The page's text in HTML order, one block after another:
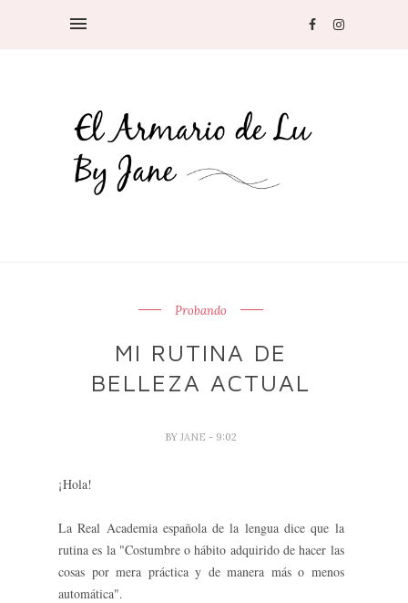
Probando
MI RUTINA DE
BELLEZA ACTUAL
BYJANE - 9:02
¡Hola!
La Real Academia española de la lengua dice que la
rutina es la "Costumbre o hábito adquirido de hacer las
cosas por mera práctica y de manera más o menos
automática".